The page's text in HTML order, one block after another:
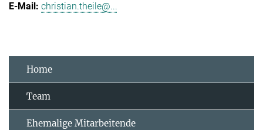
christian.theile@...
Home
Team
Ehemalige Mitarbeitende